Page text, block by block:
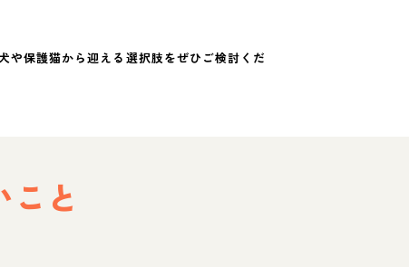
や保護猫から迎える選択肢をぜひご検討くだ
と